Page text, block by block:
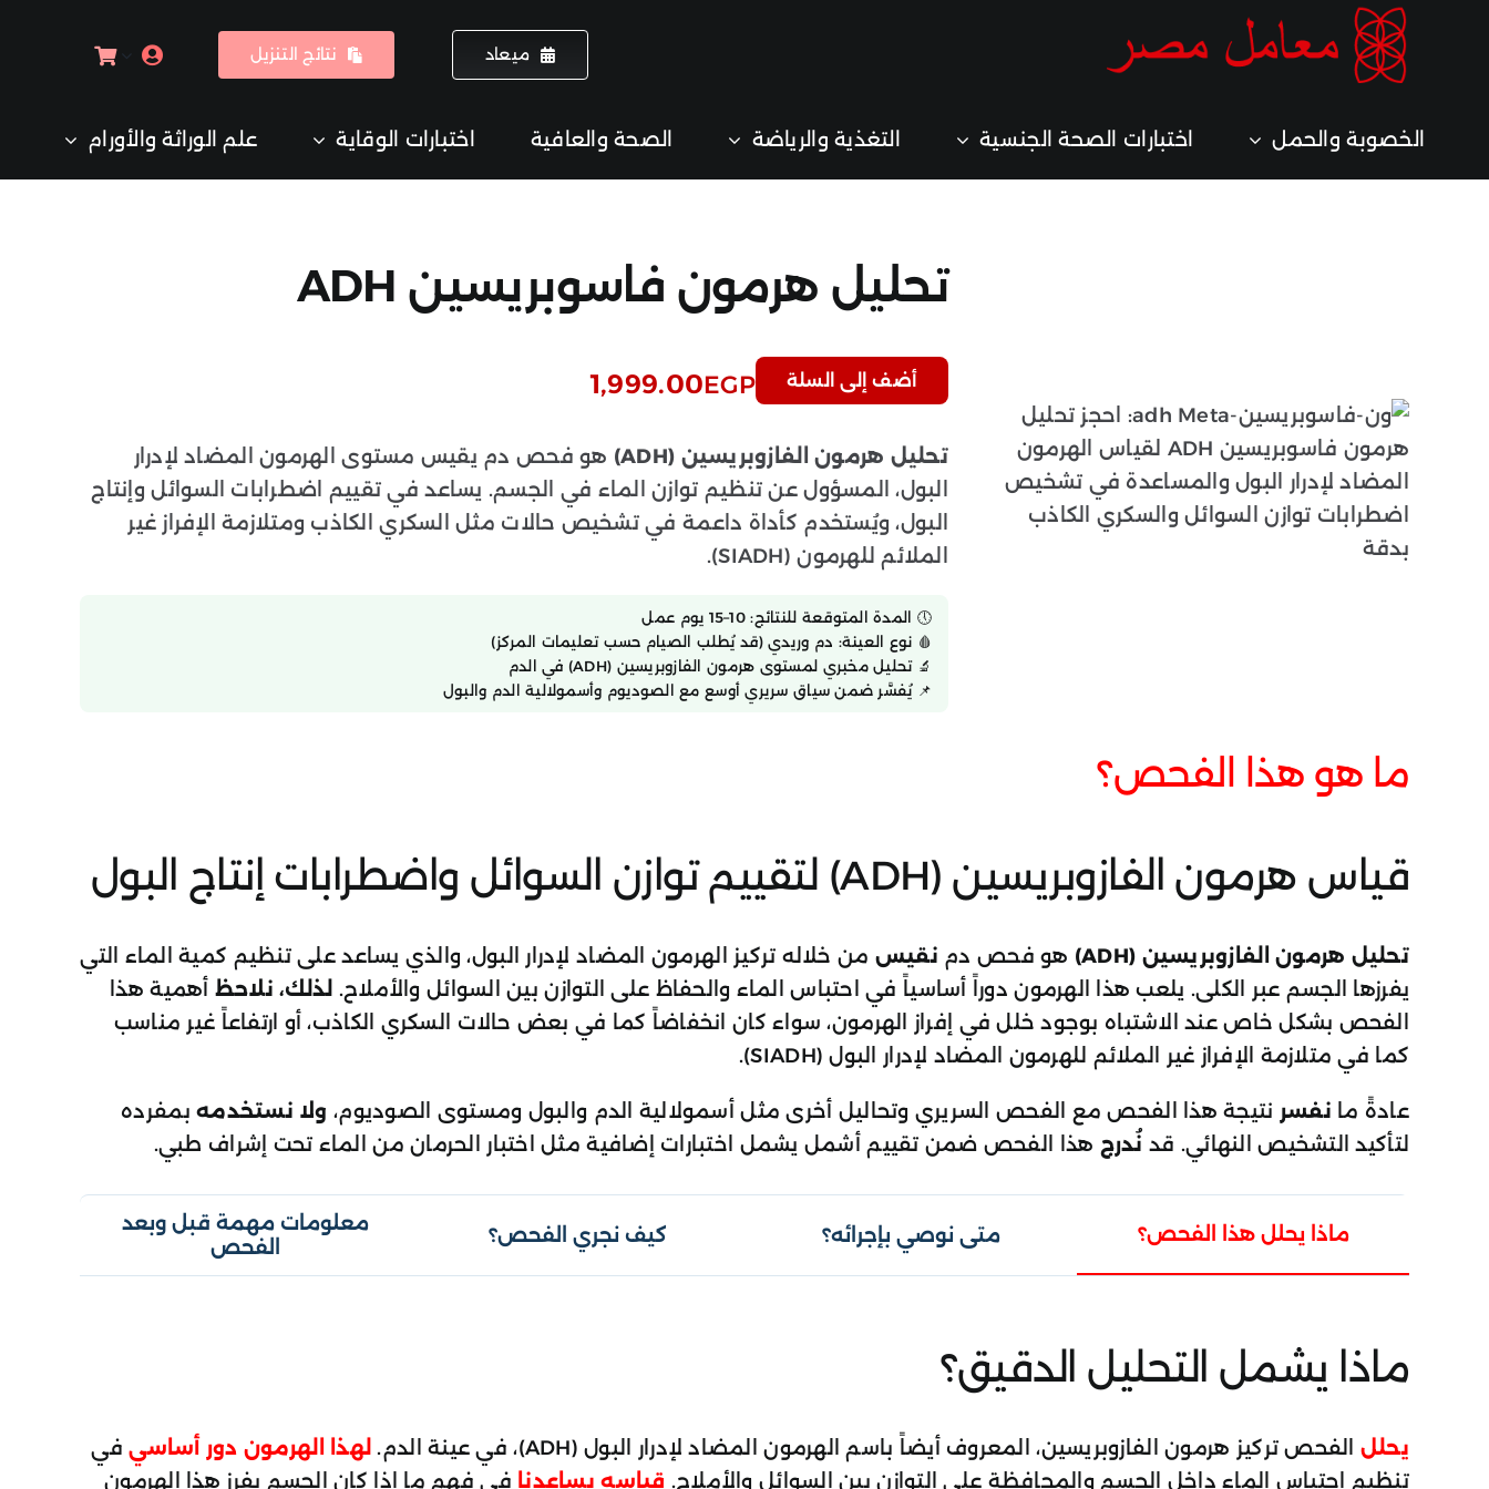
ميعاد نتائج التنزيل
الخصوبة والحمل اختبارات الصحة الجنسية التغذية والرياضة الصحة والعافية اختبارات الوقاية علم الوراثة والأورام
تحليل هرمون فاسوبريسين ADH
أضف إلى السلة 1,999.00EGP
تحليل هرمون الفازوبريسين (ADH)
هو فحص دم يقيس مستوى الهرمون المضاد لإدرار
البول، المسؤول عن تنظيم توازن الماء في الجسم. يساعد في تقييم اضطرابات السوائل وإنتاج
البول، ويُستخدم كأداة داعمة في تشخيص حالات مثل السكري الكاذب ومتلازمة الإفراز غير
الملائم للهرمون (SIADH).
🕔 المدة المتوقعة للنتائج: 10–15 يوم عمل
🩸 نوع العينة: دم وريدي (قد يُطلب الصيام حسب تعليمات المركز)
🔬 تحليل مخبري لمستوى هرمون الفازوبريسين (ADH) في الدم
📌 يُفسَّر ضمن سياق سريري أوسع مع الصوديوم وأسمولالية الدم والبول
ما هو هذا الفحص؟
قياس هرمون الفازوبريسين (ADH) لتقييم توازن السوائل واضطرابات إنتاج البول
تحليل هرمون الفازوبريسين (ADH) هو فحص دم نقيس من خلاله تركيز الهرمون المضاد لإدرار البول، والذي يساعد على تنظيم كمية الماء التي
يفرزها الجسم عبر الكلى. يلعب هذا الهرمون دوراً أساسياً في احتباس الماء والحفاظ على التوازن بين السوائل والأملاح. لذلك، نلاحظ أهمية هذا
الفحص بشكل خاص عند الاشتباه بوجود خلل في إفراز الهرمون، سواء كان انخفاضاً كما في بعض حالات السكري الكاذب، أو ارتفاعاً غير مناسب
كما في متلازمة الإفراز غير الملائم للهرمون المضاد لإدرار البول (SIADH).
عادةً ما نفسر نتيجة هذا الفحص مع الفحص السريري وتحاليل أخرى مثل أسمولالية الدم والبول ومستوى الصوديوم، ولا نستخدمهبمفرده
لتأكيد التشخيص النهائي. قد نُدرج هذا الفحص ضمن تقييم أشمل يشمل اختبارات إضافية مثل اختبار الحرمان من الماء تحت إشراف طبي.
ماذا يحلل هذا الفحص؟ متى نوصي بإجرائه؟ كيف نجري الفحص؟
معلومات مهمة قبل وبعد
الفحص
ماذا يشمل التحليل الدقيق؟
يحلل الفحص تركيز هرمون الفازوبريسين، المعروف أيضاً باسم الهرمون المضاد لإدرار البول (ADH)، في عينة الدم. لهذا الهرمون دور أساسيفي
تنظيم احتباس الماء داخل الجسم والمحافظة على التوازن بين السوائل والأملاح. قياسه يساعدنا في فهم ما إذا كان الجسم يفرز هذا الهرمون